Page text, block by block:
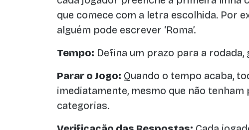
que comece com a letra escolhida. Por
alguém pode escrever ‘Roma’.
Tempo: Defina um prazo para a rodada,
Parar o Jogo: Quando o tempo acaba,
imediatamente, mesmo que não
categorias.